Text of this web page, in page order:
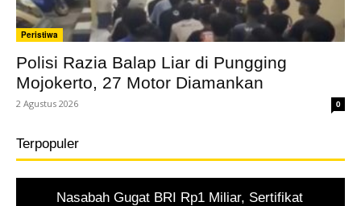
Peristiwa
Polisi Razia Balap Liar di Pungging
Mojokerto, 27 Motor Diamankan
2 Agustus 2026 0
Terpopuler
Nasabah Gugat BRI Rp1 Miliar, Sertifikat